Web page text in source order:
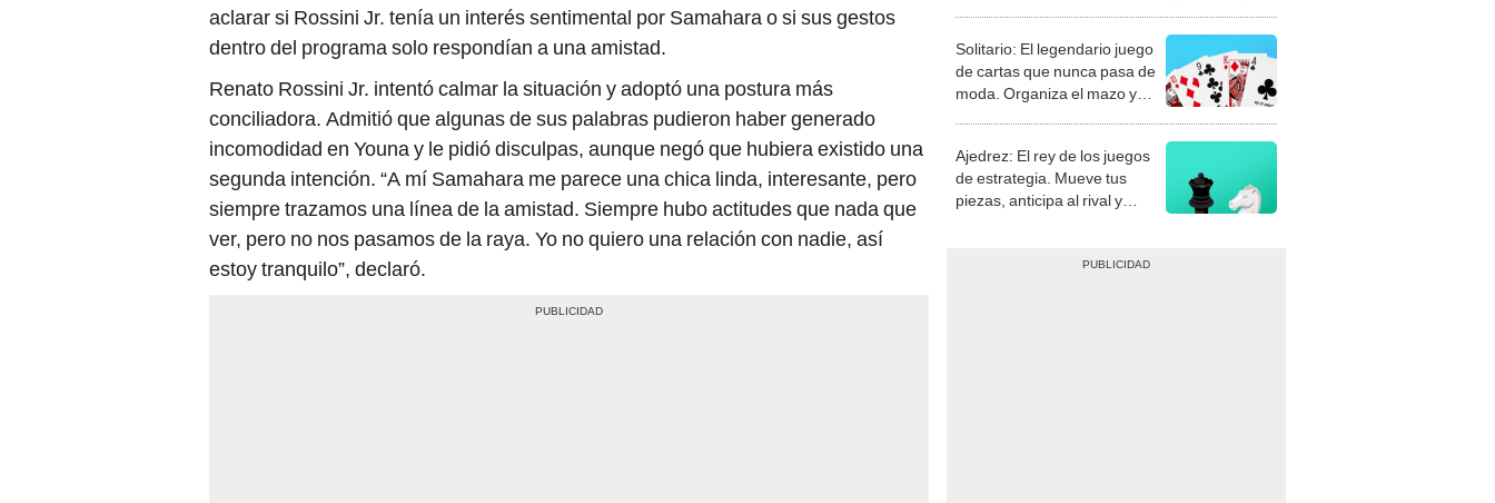
aclarar si Rossini Jr. tenía un interés sentimental por Samahara o si sus gestos
dentro del programa solo respondían a una amistad.
Renato Rossini Jr. intentó calmar la situación y adoptó una postura más
conciliadora. Admitió que algunas de sus palabras pudieron haber generado
incomodidad en Youna y le pidió disculpas, aunque negó que hubiera existido una
segunda intención. “A mí Samahara me parece una chica linda, interesante, pero
siempre trazamos una línea de la amistad. Siempre hubo actitudes que nada que
ver, pero no nos pasamos de la raya. Yo no quiero una relación con nadie, así
estoy tranquilo”, declaró.
Solitario: El legendario juego
de cartas que nunca pasa de
moda. Organiza el mazo y
Ajedrez: El rey de los juegos
de estrategia. Mueve tus
piezas, anticipa al rival y